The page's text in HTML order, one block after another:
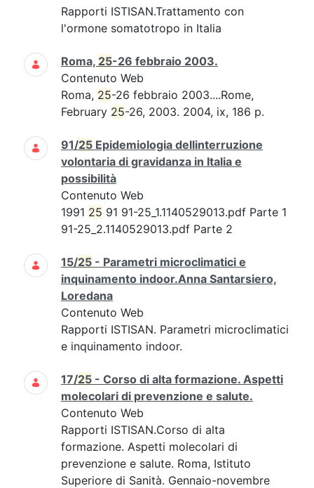
Rapporti ISTISAN.Trattamento con
l'ormone somatotropo in Italia
Roma, 25-26 febbraio 2003.
Contenuto Web
Roma, 25-26 febbraio 2003....Rome,
February 25-26, 2003. 2004, ix, 186 p.
91/25 Epidemiologia dellinterruzione
volontaria di gravidanza in Italia e
possibilità
Contenuto Web
1991 25 91 91-25_1.1140529013.pdf Parte 1
91-25_2.1140529013.pdf Parte 2
15/25 - Parametri microclimatici e
inquinamento indoor.Anna Santarsiero,
Loredana
Contenuto Web
Rapporti ISTISAN. Parametri microclimatici
e inquinamento indoor.
17/25 - Corso di alta formazione. Aspetti
molecolari di prevenzione e salute.
Contenuto Web
Rapporti ISTISAN.Corso di alta
formazione. Aspetti molecolari di
prevenzione e salute. Roma, Istituto
Superiore di Sanità. Gennaio-novembre